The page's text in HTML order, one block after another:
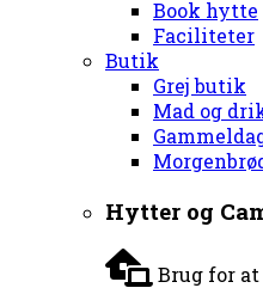
Book hytte
Faciliteter
Butik
Grej butik
Mad og
Hytter og
Brug for